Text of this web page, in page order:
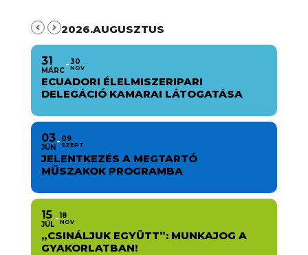
2026.AUGUSZTUS
31
MÁRC
30
NOV
ECUADORI ÉLELMISZERIPARI
DELEGÁCIÓ KAMARAI LÁTOGATÁSA
03
JÚN
09
SZEPT
JELENTKEZÉS A MEGTARTÓ
MŰSZAKOK PROGRAMBA
15
JÚL
18
NOV
„CSINÁLJUK EGYÜTT”: MUNKAJOG A
GYAKORLATBAN!